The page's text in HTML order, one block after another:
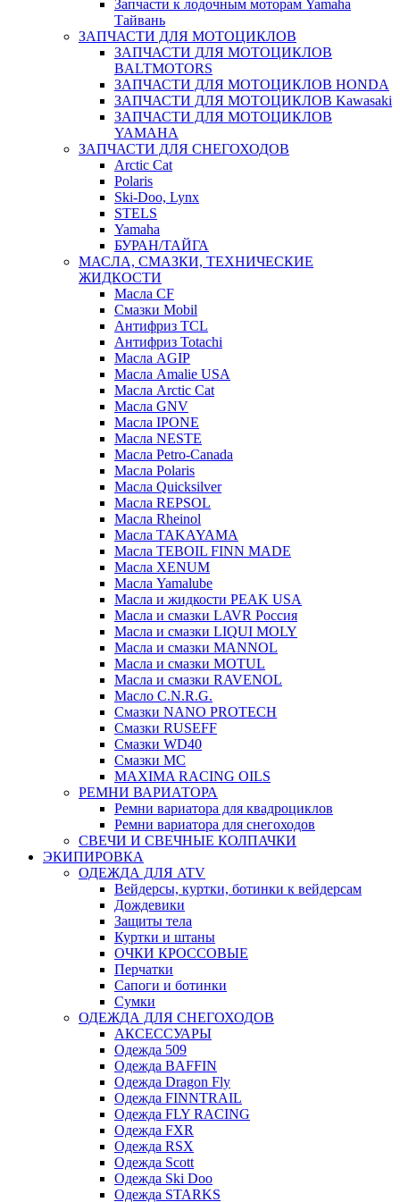
Запчасти к лодочным моторам Yamaha
Тайвань
ЗАПЧАСТИ ДЛЯ МОТОЦИКЛОВ
ЗАПЧАСТИ ДЛЯ МОТОЦИКЛОВ
BALTMOTORS
ЗАПЧАСТИ ДЛЯ МОТОЦИКЛОВ HONDA
ЗАПЧАСТИ ДЛЯ МОТОЦИКЛОВ Kawasaki
ЗАПЧАСТИ ДЛЯ МОТОЦИКЛОВ
YAMAHA
ЗАПЧАСТИ ДЛЯ СНЕГОХОДОВ
Arctic Cat
Polaris
Ski-Doo, Lynx
STELS
Yamaha
БУРАН/ТАЙГА
МАСЛА, СМАЗКИ, ТЕХНИЧЕСКИЕ
ЖИДКОСТИ
Масла CF
Смазки Mobil
Антифриз TCL
Антифриз Totachi
Масла AGIP
Масла Amalie USA
Масла Arctic Cat
Масла GNV
Масла IPONE
Масла NESTE
Масла Petro-Canada
Масла Polaris
Масла Quicksilver
Масла REPSOL
Масла Rheinol
Масла TAKAYAMA
Масла TEBOIL FINN MADE
Масла XENUM
Масла Yamalube
Масла и жидкости PEAK USA
Масла и смазки LAVR Россия
Масла и смазки LIQUI MOLY
Масла и смазки MANNOL
Масла и смазки MOTUL
Масла и смазки RAVENOL
Масло C.N.R.G.
Смазки NANO PROTECH
Смазки RUSEFF
Смазки WD40
Смазки МС
MAXIMA RACING OILS
РЕМНИ ВАРИАТОРА
Ремни вариатора для квадроциклов
Ремни вариатора для снегоходов
СВЕЧИ И СВЕЧНЫЕ КОЛПАЧКИ
ЭКИПИРОВКА
ОДЕЖДА ДЛЯ ATV
Вейдерсы, куртки, ботинки к вейдерсам
Дождевики
Защиты тела
Куртки и штаны
ОЧКИ КРОССОВЫЕ
Перчатки
Сапоги и ботинки
Сумки
ОДЕЖДА ДЛЯ СНЕГОХОДОВ
АКСЕССУАРЫ
Одежда 509
Одежда BAFFIN
Одежда Dragon Fly
Одежда FINNTRAIL
Одежда FLY RACING
Одежда FXR
Одежда RSX
Одежда Scott
Одежда Ski Doo
Одежда STARKS